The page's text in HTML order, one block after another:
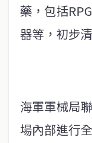
藥，包括
器等，初步
海軍軍械局
場內部進行